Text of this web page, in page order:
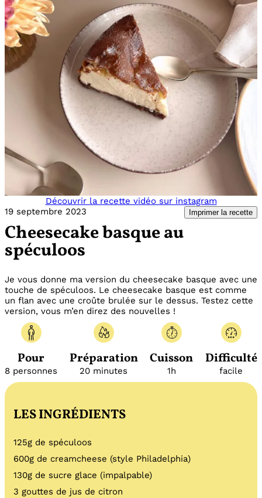
Découvrir la recette vidéo sur instagram
19 septembre 2023
Imprimer la recette
Cheesecake basque au
spéculoos
Je vous donne ma version du cheesecake basque avec une
touche de spéculoos. Le cheesecake basque est comme
un flan avec une croûte brulée sur le dessus. Testez cette
version, vous m’en direz des nouvelles !
Pour
8 personnes
Préparation
20 minutes
Cuisson
1h
Difficulté
facile
LES INGRÉDIENTS
125g de spéculoos
600g de creamcheese (style Philadelphia)
130g de sucre glace (impalpable)
3 gouttes de jus de citron